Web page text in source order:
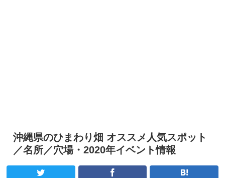
沖縄県のひまわり畑 オススメ人気スポット
／名所／穴場・2020年イベント情報